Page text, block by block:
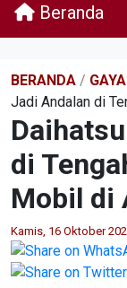
Beranda
BERANDA /
Jadi Andalan di
di
Mobil di
Kamis, 16 Oktober